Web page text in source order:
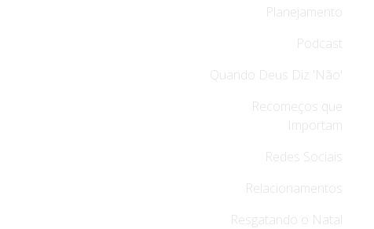
Planejamento
Podcast
Quando Deus Diz 'Não'
Recomeços que
Importam
Redes Sociais
Relacionamentos
Resgatando o Natal